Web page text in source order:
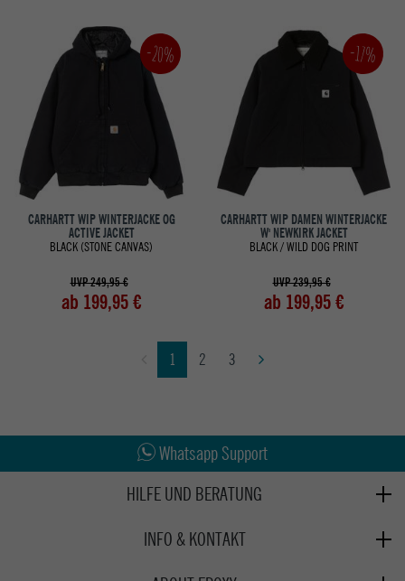
-20%
CARHARTT WIP WINTERJACKE OG
ACTIVE JACKET
BLACK (STONE CANVAS)
UVP 249,95 €
ab 199,95 €
-17%
CARHARTT WIP DAMEN WINTERJACKE
W' NEWKIRK JACKET
BLACK / WILD DOG PRINT
UVP 239,95 €
ab 199,95 €
1 2 3
Whatsapp Support
HILFE UND BERATUNG
INFO & KONTAKT